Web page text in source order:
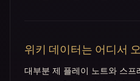
위키 데이터는 어디서
대부분 제 플레이 노트와 스프